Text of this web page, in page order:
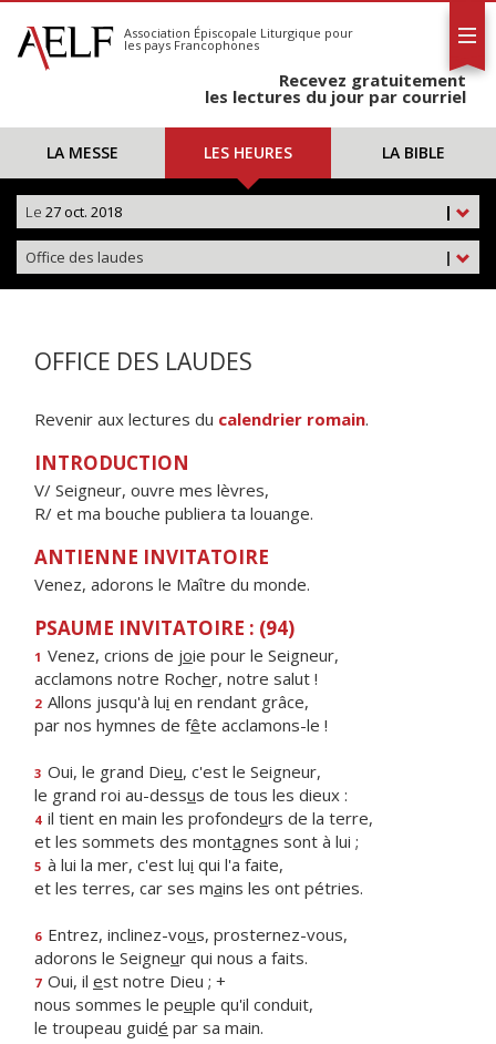
S'abonner
Calendrier
Association Épiscopale Liturgique pour
les pays Francophones
Recevez gratuitement
les lectures du jour par courriel
LA MESSE LES HEURES LA BIBLE
|
Le 27 oct. 2018
|
Office des laudes
OFFICE DES LAUDES
Revenir aux lectures du calendrier romain.
INTRODUCTION
V/ Seigneur, ouvre mes lèvres,
R/ et ma bouche publiera ta louange.
ANTIENNE INVITATOIRE
Venez, adorons le Maître du monde.
PSAUME INVITATOIRE : (94)
1 Venez, crions de joie pour le Seigneur,
acclamons notre Rocher, notre salut !
2 Allons jusqu'à lui en rendant grâce,
par nos hymnes de fête acclamons-le !
3 Oui, le grand Dieu, c'est le Seigneur,
le grand roi au-dessus de tous les dieux :
4 il tient en main les profondeurs de la terre,
et les sommets des montagnes sont à lui ;
5 à lui la mer, c'est lui qui l'a faite,
et les terres, car ses mains les ont pétries.
6 Entrez, inclinez-vous, prosternez-vous,
adorons le Seigneur qui nous a faits.
7 Oui, il est notre Dieu ; +
nous sommes le peuple qu'il conduit,
le troupeau guidé par sa main.